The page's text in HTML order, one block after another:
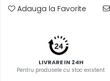
Adauga la Favorite
LIVRARE IN 24H
Pentru produsele cu stoc existent